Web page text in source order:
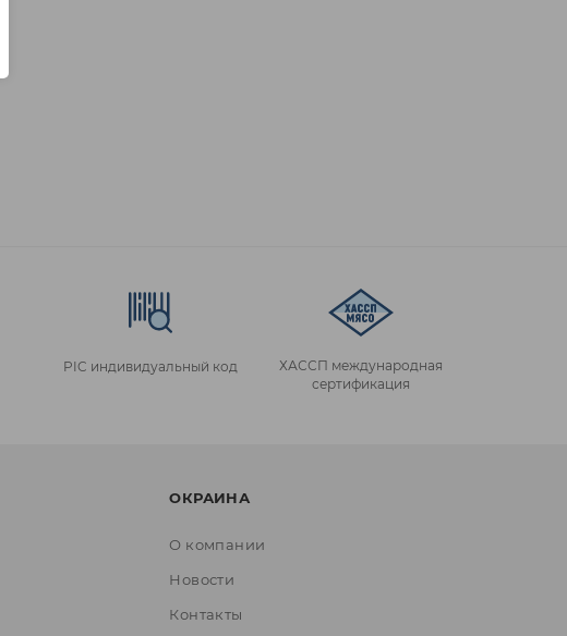
PIC индивидуальный код
ХАССП международная
сертификация
ОКРАИНА
О компании
Новости
Контакты